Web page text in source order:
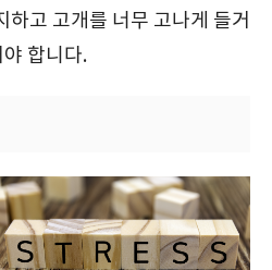
하고 고개를 너무 고나게 들거
합니다.